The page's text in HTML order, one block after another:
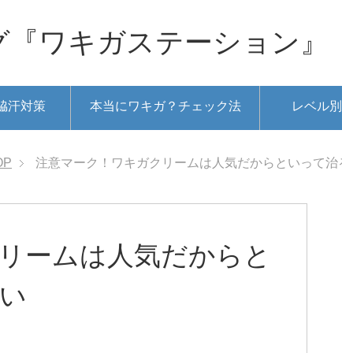
ワキガステーション』
汗対策 本当にワキガ？チェック法 レベル
注意マーク！ワキガクリームは人気だからといって
ームは人気だからと